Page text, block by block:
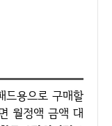
월정액 금액 대